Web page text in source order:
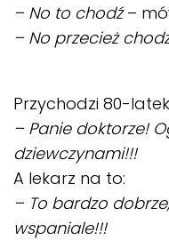
– No to chodź–
– No przecież
Przychodzi 80-
– Panie doktorze!
dziewczynami!!!
A lekarz na to:
– To bardzo
wspaniale!!!